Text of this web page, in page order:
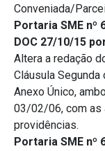
Conveniada/
Portaria SME nº
DOC 27/10/15
Altera a redação
Cláusula
Anexo Único,
03/02/06, com as
providências.
Portaria SME nº